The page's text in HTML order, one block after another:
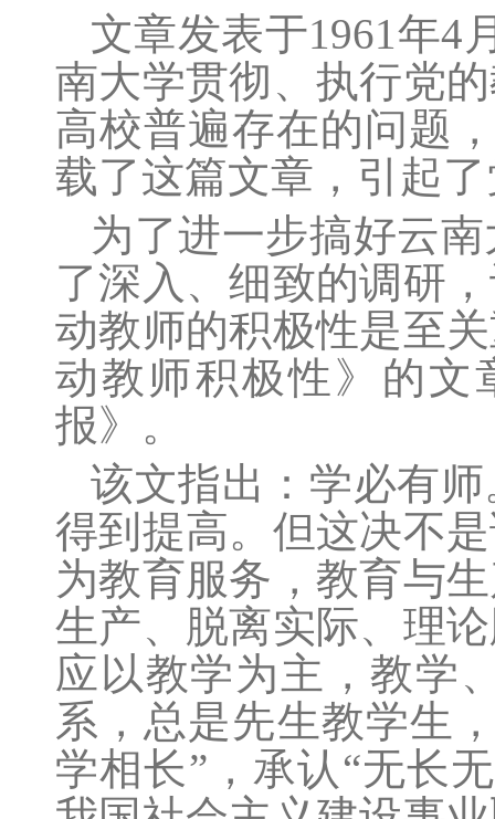
文章发表于1961年4
南大学贯彻、执行党
高校普遍存在的问题
载了这篇文章，引起
为了进一步搞好云
了深入、细致的调研
动教师的积极性是至
动教师积极性》的文
报》。
该文指出：学必有
得到提高。但这决不
为教育服务，教育与
生产、脱离实际、理
应以教学为主，教学
系，总是先生教学生
学相长”，承认“无长